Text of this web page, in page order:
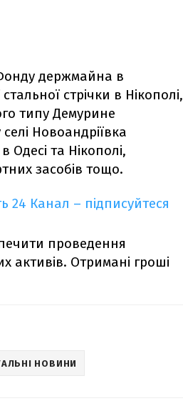
держмайна в
стрічки в Нікополі,
типу Демурине
Новоандріївка
Одесі та Нікополі,
засобів тощо.
24 Канал – підписуйтеся
проведення
активів. Отримані гроші
НОВИНИ